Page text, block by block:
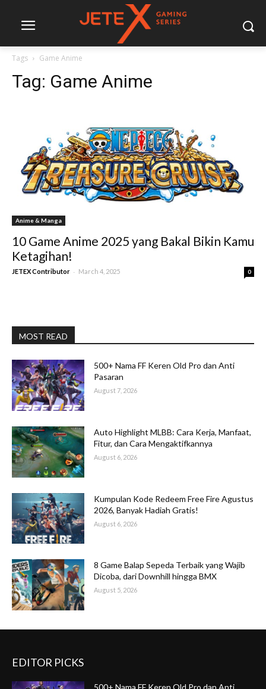
Tags Game Anime
Tag: Game Anime
Anime & Manga
10 Game Anime 2025 yang Bakal Bikin Kamu
Ketagihan!
JETEX Contributor - March 4, 2025 0
MOST READ
500+ Nama FF Keren Old Pro dan Anti
Pasaran
August 7, 2026
Auto Highlight MLBB: Cara Kerja, Manfaat,
Fitur, dan Cara Mengaktifkannya
August 6, 2026
Kumpulan Kode Redeem Free Fire Agustus
2026, Banyak Hadiah Gratis!
August 6, 2026
8 Game Balap Sepeda Terbaik yang Wajib
Dicoba, dari Downhill hingga BMX
August 5, 2026
EDITOR PICKS
500+ Nama FF Keren Old Pro dan Anti